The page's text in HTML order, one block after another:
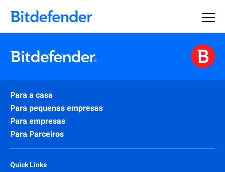
Para a casa
Para pequenas empresas
Para empresas
Para Parceiros
Quick Links